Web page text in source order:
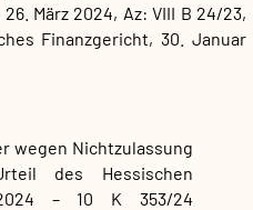
März 2024, Az: VIII B 24/23,
Finanzgericht, 30. Januar
wegen Nichtzulassung
des Hessischen
– 10 K 353/24